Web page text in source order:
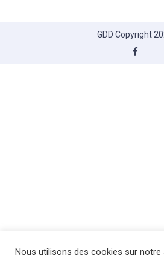
GDD Copyright
Nous utilisons des cookies sur